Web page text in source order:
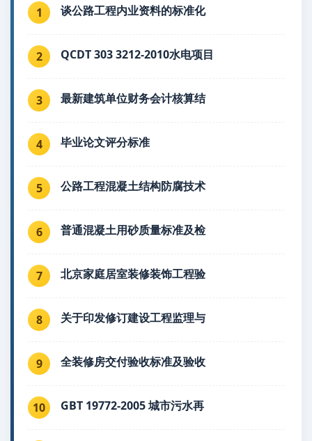
1 谈公路工程内业资料的标准化
2 QCDT 303 3212-2010水电项目
3 最新建筑单位财务会计核算结
4 毕业论文评分标准
5 公路工程混凝土结构防腐技术
6 普通混凝土用砂质量标准及检
7 北京家庭居室装修装饰工程验
8 关于印发修订建设工程监理与
9 全装修房交付验收标准及验收
10 GBT 19772-2005 城市污水再